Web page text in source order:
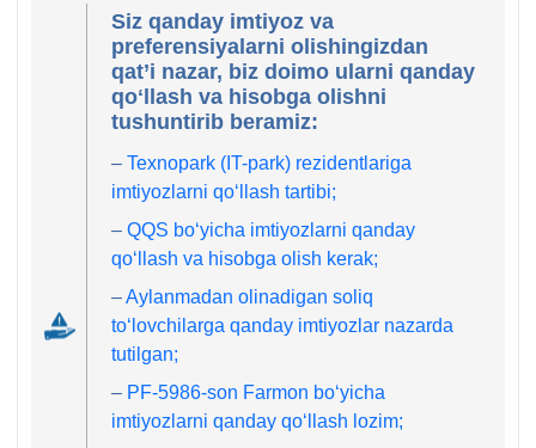
Siz qanday imtiyoz va
preferensiyalarni olishingizdan
qat’i nazar, biz doimo ularni qanday
qoʻllash va hisobga olishni
tushuntirib beramiz:
–Teхnopark (IT-park) rezidentlariga
imtiyozlarni qoʻllash tartibi;
–QQS boʻyicha imtiyozlarni qanday
qoʻllash va hisobga olish kerak;
–Aylanmadan olinadigan soliq
toʻlovchilarga qanday imtiyozlar nazarda
tutilgan;
– PF-5986-son Farmon boʻyicha
imtiyozlarni qanday qoʻllash lozim;